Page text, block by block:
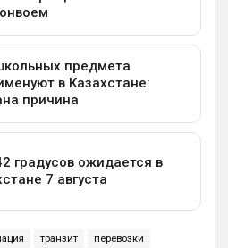
транзит перевозки